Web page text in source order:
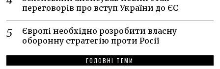
переговорів про вступ України до ЄС
Європі необхідно розробити власну
оборонну стратегію проти Росії
ГОЛОВНІ ТЕМИ